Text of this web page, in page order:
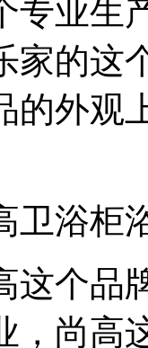
专业生
家的这
的外观
浴柜
个品牌
，尚高